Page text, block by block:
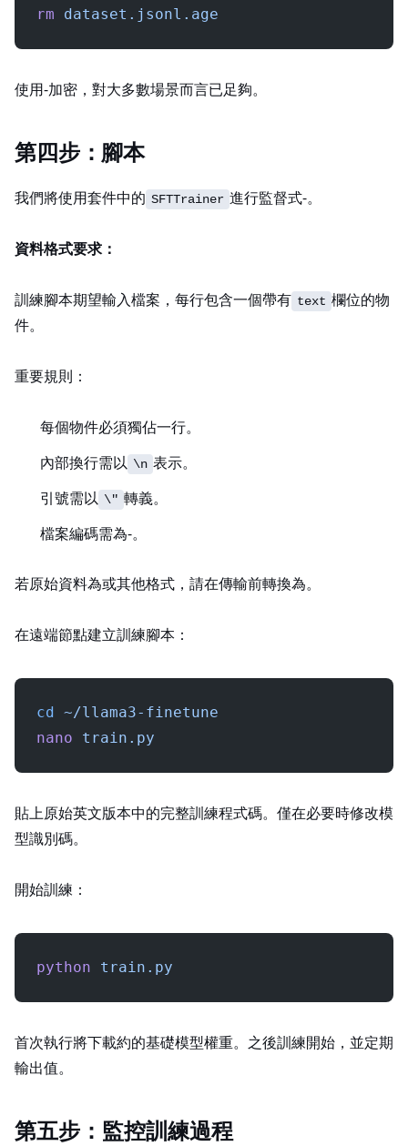
rm dataset.jsonl.age
SSH 使用 AES‑256 加密，對大多數場景而言已足夠。
第四步：Fine-Tuning 腳本
我們將使用 TRL 套件中的 SFTTrainer 進行監督式 fine‑tuning。
資料格式要求：
訓練腳本期望輸入 JSONL 檔案，每行包含一個帶有 text 欄位的 JSON 物
件。
重要規則：
每個 JSON 物件必須獨佔一行。
內部換行需以 \n 表示。
引號需以 \" 轉義。
檔案編碼需為 UTF‑8。
若原始資料為 CSV 或其他格式，請在傳輸前轉換為 JSONL。
在遠端節點建立訓練腳本：
cd
~/llama3-finetune
nano train.py
貼上原始英文版本中的完整訓練程式碼。僅在必要時修改模
型識別碼。
開始訓練：
python train.py
首次執行將下載約 16GB 的基礎模型權重。之後訓練開始，並定期
輸出 loss 值。
第五步：監控訓練過程